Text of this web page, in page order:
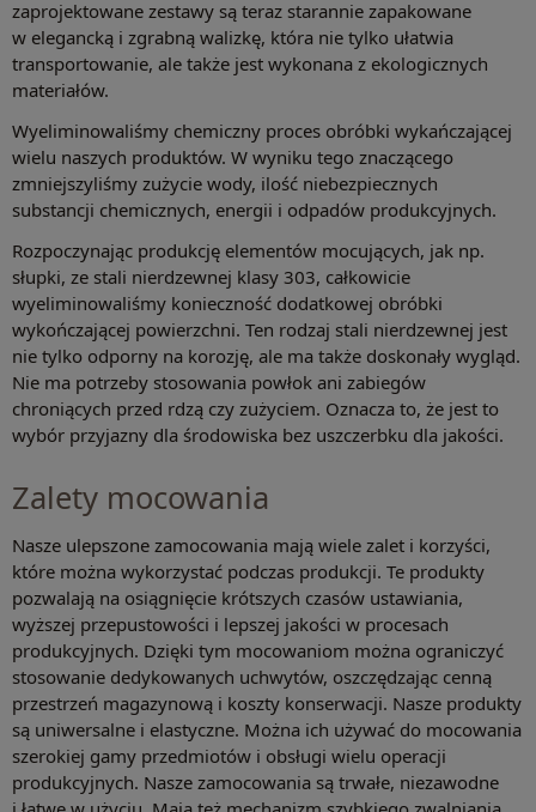
zaprojektowane zestawy są teraz starannie zapakowane
w elegancką i zgrabną walizkę, która nie tylko ułatwia
transportowanie, ale także jest wykonana z ekologicznych
materiałów.
Wyeliminowaliśmy chemiczny proces obróbki wykańczającej
wielu naszych produktów. W wyniku tego znaczącego
zmniejszyliśmy zużycie wody, ilość niebezpiecznych
substancji chemicznych, energii i odpadów produkcyjnych.
Rozpoczynając produkcję elementów mocujących, jak np.
słupki, ze stali nierdzewnej klasy 303, całkowicie
wyeliminowaliśmy konieczność dodatkowej obróbki
wykończającej powierzchni. Ten rodzaj stali nierdzewnej jest
nie tylko odporny na korozję, ale ma także doskonały wygląd.
Nie ma potrzeby stosowania powłok ani zabiegów
chroniących przed rdzą czy zużyciem. Oznacza to, że jest to
wybór przyjazny dla środowiska bez uszczerbku dla jakości.
Zalety mocowania
Nasze ulepszone zamocowania mają wiele zalet i korzyści,
które można wykorzystać podczas produkcji. Te produkty
pozwalają na osiągnięcie krótszych czasów ustawiania,
wyższej przepustowości i lepszej jakości w procesach
produkcyjnych. Dzięki tym mocowaniom można ograniczyć
stosowanie dedykowanych uchwytów, oszczędzając cenną
przestrzeń magazynową i koszty konserwacji. Nasze produkty
są uniwersalne i elastyczne. Można ich używać do mocowania
szerokiej gamy przedmiotów i obsługi wielu operacji
produkcyjnych. Nasze zamocowania są trwałe, niezawodne